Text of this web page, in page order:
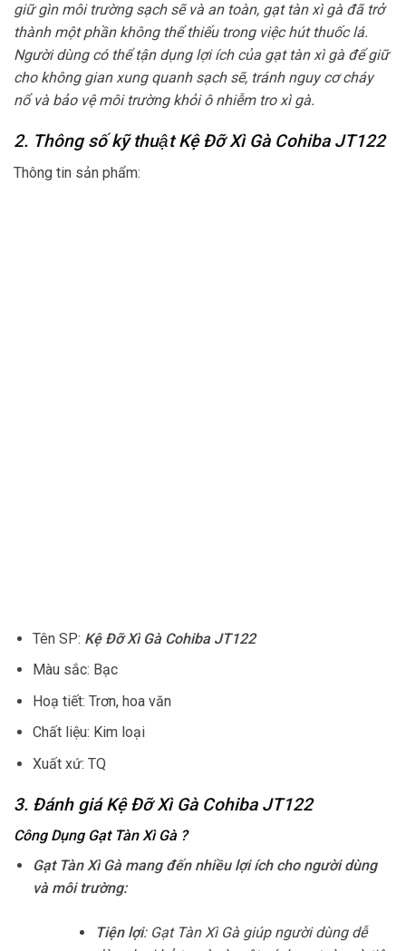
giữ gìn môi trường sạch sẽ và an toàn, gạt tàn xì gà đã trở
thành một phần không thể thiếu trong việc hút thuốc lá.
Người dùng có thể tận dụng lợi ích của gạt tàn xì gà để giữ
cho không gian xung quanh sạch sẽ, tránh nguy cơ cháy
nổ và bảo vệ môi trường khỏi ô nhiễm tro xì gà.
2. Thông số kỹ thuật Kệ Đỡ Xì Gà Cohiba JT122
Thông tin sản phẩm:
Tên SP: Kệ Đỡ Xì Gà Cohiba JT122
Màu sắc: Bạc
Hoạ tiết: Trơn, hoa văn
Chất liệu: Kim loại
Xuất xứ: TQ
3. Đánh giá Kệ Đỡ Xì Gà Cohiba JT122
Công Dụng Gạt Tàn Xì Gà ?
Gạt Tàn Xì Gà mang đến nhiều lợi ích cho người dùng
và môi trường:
Tiện lợi: Gạt Tàn Xì Gà giúp người dùng dễ